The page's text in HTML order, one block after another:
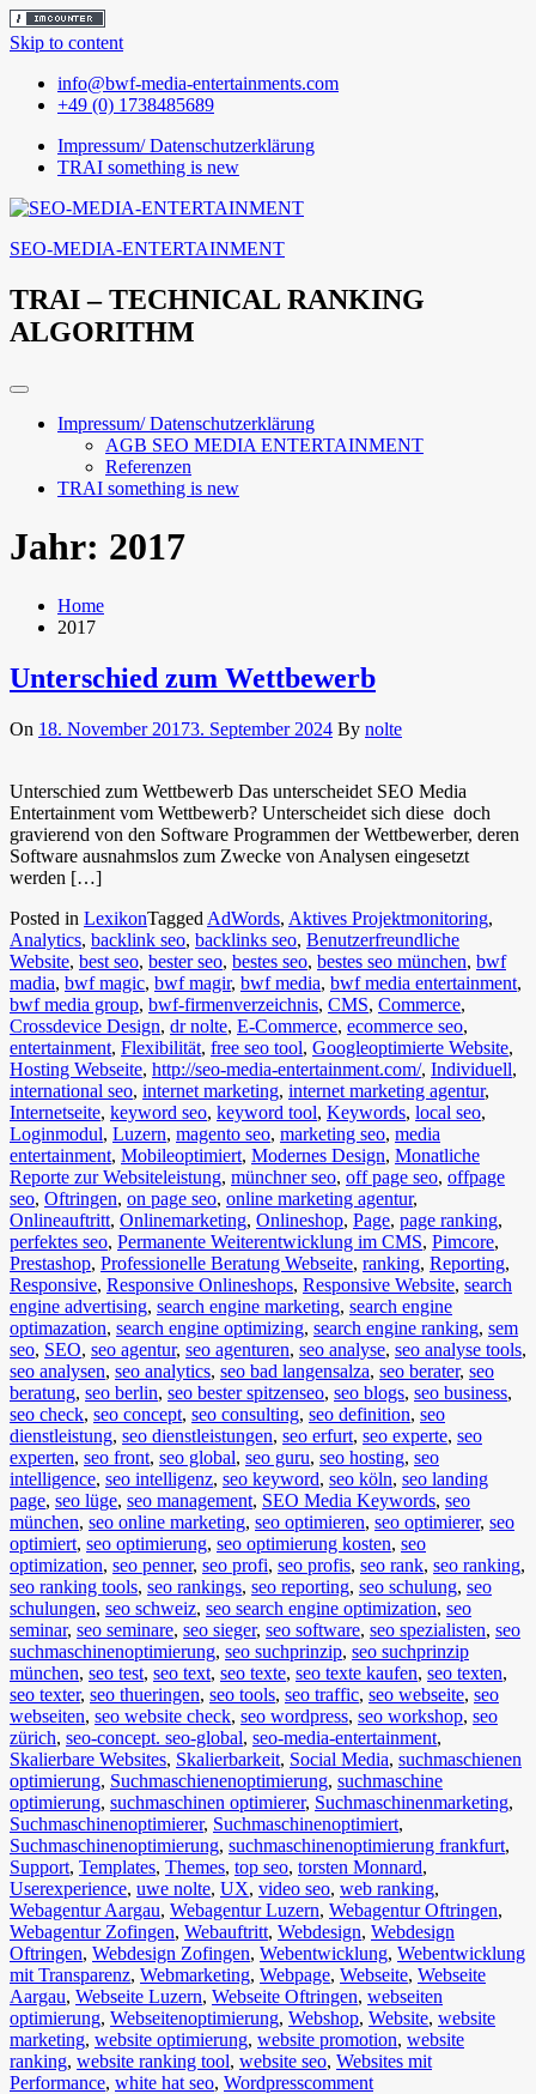
Skip to content
info@bwf-media-entertainments.com
+49 (0) 1738485689
Impressum/ Datenschutzerklärung
TRAI something is new
SEO-MEDIA-ENTERTAINMENT
TRAI – TECHNICAL RANKING
ALGORITHM
Impressum/ Datenschutzerklärung
AGB SEO MEDIA ENTERTAINMENT
Referenzen
TRAI something is new
Jahr: 2017
Home
2017
Unterschied zum Wettbewerb
On 18. November 20173. September 2024 By nolte
Unterschied zum Wettbewerb Das unterscheidet SEO Media
Entertainment vom Wettbewerb? Unterscheidet sich diese doch
gravierend von den Software Programmen der Wettbewerber, deren
Software ausnahmslos zum Zwecke von Analysen eingesetzt
werden […]
Posted in LexikonTagged AdWords, Aktives Projektmonitoring,
Analytics, backlink seo, backlinks seo, Benutzerfreundliche
Website, best seo, bester seo, bestes seo, bestes seo münchen, bwf
madia, bwf magic, bwf magir, bwf media, bwf media entertainment,
bwf media group, bwf-firmenverzeichnis, CMS, Commerce,
Crossdevice Design, dr nolte, E-Commerce, ecommerce seo,
entertainment, Flexibilität, free seo tool, Googleoptimierte Website,
Hosting Webseite, http://seo-media-entertainment.com/, Individuell,
international seo, internet marketing, internet marketing agentur,
Internetseite, keyword seo, keyword tool, Keywords, local seo,
Loginmodul, Luzern, magento seo, marketing seo, media
entertainment, Mobileoptimiert, Modernes Design, Monatliche
Reporte zur Websiteleistung, münchner seo, off page seo, offpage
seo, Oftringen, on page seo, online marketing agentur,
Onlineauftritt, Onlinemarketing, Onlineshop, Page, page ranking,
perfektes seo, Permanente Weiterentwicklung im CMS, Pimcore,
Prestashop, Professionelle Beratung Webseite, ranking, Reporting,
Responsive, Responsive Onlineshops, Responsive Website, search
engine advertising, search engine marketing, search engine
optimazation, search engine optimizing, search engine ranking, sem
seo, SEO, seo agentur, seo agenturen, seo analyse, seo analyse tools,
seo analysen, seo analytics, seo bad langensalza, seo berater, seo
beratung, seo berlin, seo bester spitzenseo, seo blogs, seo business,
seo check, seo concept, seo consulting, seo definition, seo
dienstleistung, seo dienstleistungen, seo erfurt, seo experte, seo
experten, seo front, seo global, seo guru, seo hosting, seo
intelligence, seo intelligenz, seo keyword, seo köln, seo landing
page, seo lüge, seo management, SEO Media Keywords, seo
münchen, seo online marketing, seo optimieren, seo optimierer, seo
optimiert, seo optimierung, seo optimierung kosten, seo
optimization, seo penner, seo profi, seo profis, seo rank, seo ranking,
seo ranking tools, seo rankings, seo reporting, seo schulung, seo
schulungen, seo schweiz, seo search engine optimization, seo
seminar, seo seminare, seo sieger, seo software, seo spezialisten, seo
suchmaschinenoptimierung, seo suchprinzip, seo suchprinzip
münchen, seo test, seo text, seo texte, seo texte kaufen, seo texten,
seo texter, seo thueringen, seo tools, seo traffic, seo webseite, seo
webseiten, seo website check, seo wordpress, seo workshop, seo
zürich, seo-concept. seo-global, seo-media-entertainment,
Skalierbare Websites, Skalierbarkeit, Social Media, suchmaschienen
optimierung, Suchmaschienenoptimierung, suchmaschine
optimierung, suchmaschinen optimierer, Suchmaschinenmarketing,
Suchmaschinenoptimierer, Suchmaschinenoptimiert,
Suchmaschinenoptimierung, suchmaschinenoptimierung frankfurt,
Support, Templates, Themes, top seo, torsten Monnard,
Userexperience, uwe nolte, UX, video seo, web ranking,
Webagentur Aargau, Webagentur Luzern, Webagentur Oftringen,
Webagentur Zofingen, Webauftritt, Webdesign, Webdesign
Oftringen, Webdesign Zofingen, Webentwicklung, Webentwicklung
mit Transparenz, Webmarketing, Webpage, Webseite, Webseite
Aargau, Webseite Luzern, Webseite Oftringen, webseiten
optimierung, Webseitenoptimierung, Webshop, Website, website
marketing, website optimierung, website promotion, website
ranking, website ranking tool, website seo, Websites mit
Performance, white hat seo, Wordpresscomment